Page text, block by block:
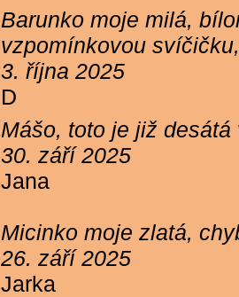
Barunko moje milá,
vzpomínkovou
3. října 2025
D
Mášo, toto je již
30. září 2025
Jana
Micinko moje zlatá,
26. září 2025
Jarka